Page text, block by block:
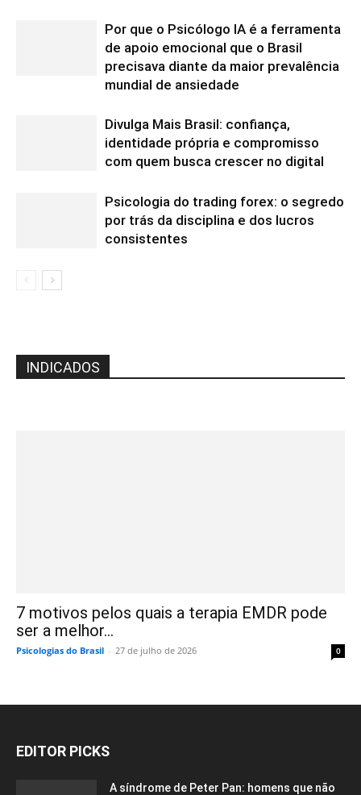
Por que o Psicólogo IA é a ferramenta
de apoio emocional que o Brasil
precisava diante da maior prevalência
mundial de ansiedade
Divulga Mais Brasil: confiança,
identidade própria e compromisso
com quem busca crescer no digital
Psicologia do trading forex: o segredo
por trás da disciplina e dos lucros
consistentes
INDICADOS
7 motivos pelos quais a terapia EMDR pode
ser a melhor...
Psicologias do Brasil - 27 de julho de 2026 0
EDITOR PICKS
A síndrome de Peter Pan: homens que não